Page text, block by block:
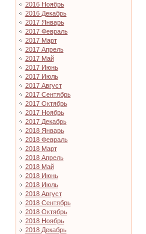
2016 Ноябрь
2016 Декабрь
2017 Январь
2017 Февраль
2017 Март
2017 Апрель
2017 Май
2017 Июнь
2017 Июль
2017 Август
2017 Сентябрь
2017 Октябрь
2017 Ноябрь
2017 Декабрь
2018 Январь
2018 Февраль
2018 Март
2018 Апрель
2018 Май
2018 Июнь
2018 Июль
2018 Август
2018 Сентябрь
2018 Октябрь
2018 Ноябрь
2018 Декабрь